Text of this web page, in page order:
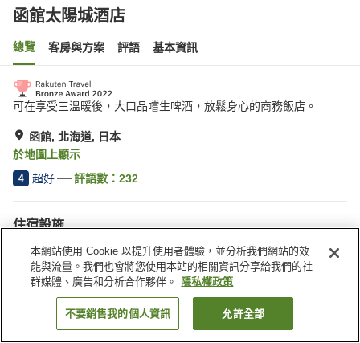
函館太陽城酒店
總覽 客房與方案 評語 基本資訊
可在享受三溫暖後，大口品嚐生啤酒，放鬆身心的商務飯店。
函館, 北海道, 日本
於地圖上顯示
4 超好 評語數： 232
住宿設施
停車場
三溫暖
Spa／美容沙龍
餐廳
日本 北海道 函館 函館太陽城酒店
找客房
本網站使用 Cookie 以提升使用者體驗，並分析我們網站的效
能與流量。我們也會將您使用本站的相關資訊分享給我們的社
群媒體、廣告和分析合作夥伴。
隱私權政策
不要銷售我的個人資訊 允許全部